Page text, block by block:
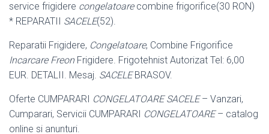
service frigidere congelatoarecombine frigorifice(30 RON)
* REPARATII SACELE(52).
Reparatii Frigidere, Congelatoare, Combine Frigorifice
Incarcare FreonFrigidere. Frigotehnist Autorizat Tel: 6,00
EUR. DETALII. Mesaj. SACELEBRASOV.
Oferte CUMPARARI CONGELATOARE SACELE– Vanzari,
Cumparari, Servicii CUMPARARI CONGELATOARE– catalog
online si anunturi.